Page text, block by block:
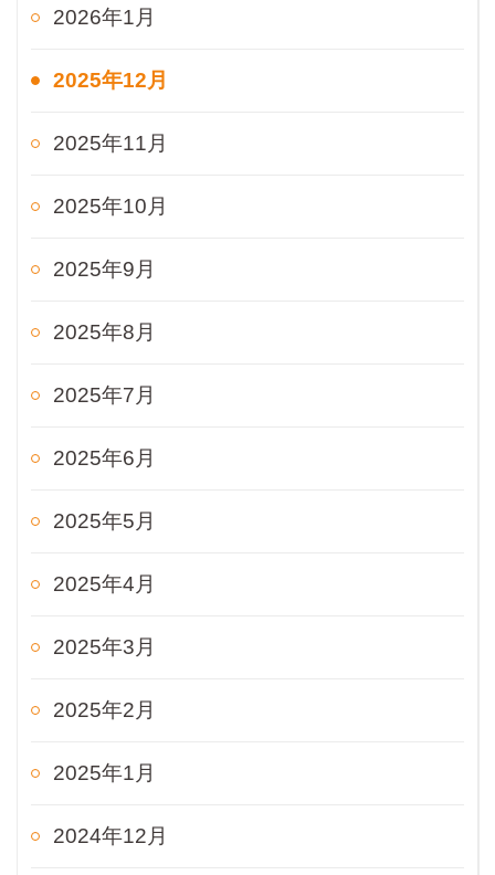
2026年1月
2025年12月
2025年11月
2025年10月
2025年9月
2025年8月
2025年7月
2025年6月
2025年5月
2025年4月
2025年3月
2025年2月
2025年1月
2024年12月